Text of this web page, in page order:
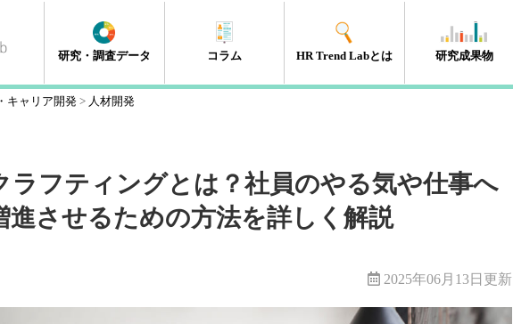
研究・調査データ コラム
エンゲージメント
タレントマネジメント
組織開発
新人・若年層
人材開発・キャリア開発
採用・雇用
HRテック
マネジメント層
リーダーシップ
人事制度
経営・戦略
働き方改革
HR Trend Labとは 研究成果物
キャリア開発 人材開発
ラフティングとは？社員のやる気や仕事へ
進させるための方法を詳しく解説
2025年06月13日更新